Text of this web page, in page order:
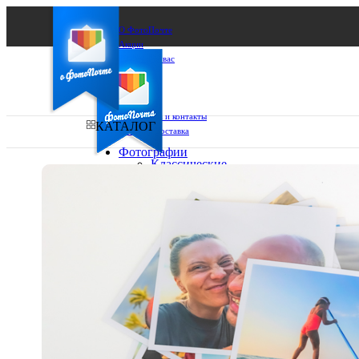
О ФотоПочте
Акции
Сделаем за вас
Бизнесу
FAQ
Франшиза
Поддержка и контакты
Оплата и доставка
Выберите из списка:
КАТАЛОГ
Фотографии
Классические
10х15
15х15
15х20
20х20
20х30
30х30
30х40
А4
Фото
в